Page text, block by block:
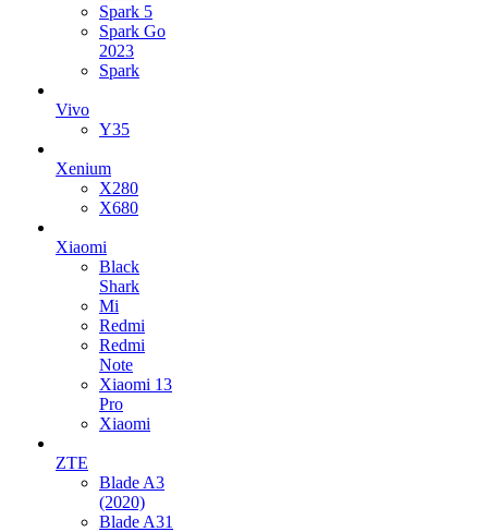
Spark 5
Spark Go
2023
Spark
Vivo
Y35
Xenium
X280
X680
Xiaomi
Black
Shark
Mi
Redmi
Redmi
Note
Xiaomi 13
Pro
Xiaomi
ZTE
Blade A3
(2020)
Blade A31